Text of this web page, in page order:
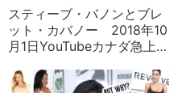
スティーブ・バノンとブレ
ット・カバノー 2018年10
月1日YouTubeカナダ急上